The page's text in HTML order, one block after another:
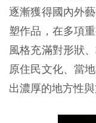
逐漸獲得國內外
塑作品，在多項
風格充滿對形狀
原住民文化、當
出濃厚的地方性與